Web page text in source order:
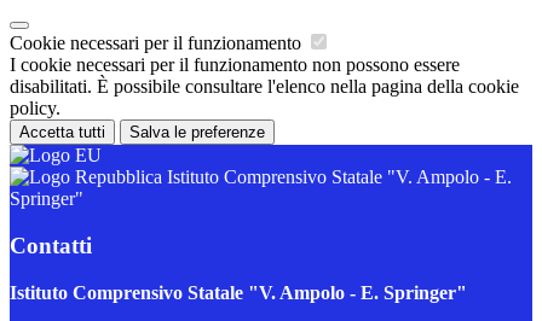
Cookie necessari per il funzionamento
I cookie necessari per il funzionamento non possono essere
disabilitati. È possibile consultare l'elenco nella pagina della cookie
policy.
Accetta tutti Salva le preferenze
Istituto Comprensivo Statale "V. Ampolo - E.
Springer"
Contatti
Istituto Comprensivo Statale "V. Ampolo - E. Springer"